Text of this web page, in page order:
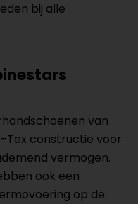
bij alle
van
Tex constructie voor
vermogen.
ook een
op de